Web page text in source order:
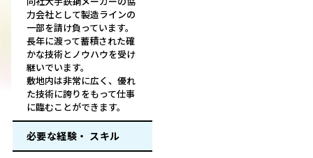
力会社として製造ラインの
一部を請け負っています。
長年に渡って蓄積された確
かな技術とノウハウを受け
継いでいます。
敷地内は非常に広く、優れ
た技術に誇りをもって仕事
に臨むことができます。
必要な経験・ スキル